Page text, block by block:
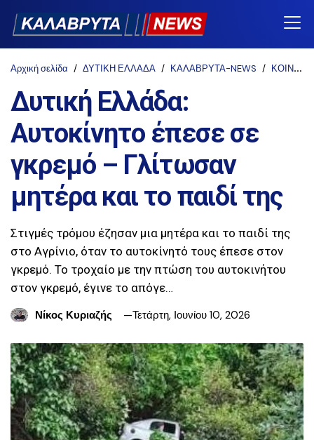
Αρχική σελίδα ΔΥΤΙΚΗ ΕΛΛΑΔΑ ΚΑΛΑΒΡΥΤΑ-NEWS ΚΟΙΝΩΝΙΑ
Δυτική Ελλάδα:
Αυτοκίνητο έπεσε σε
γκρεμό – Γλίτωσαν
μητέρα και το παιδί της
Στιγμές τρόμου έζησαν μια μητέρα και το παιδί της
στο Αγρίνιο, όταν το αυτοκίνητό τους έπεσε στον
γκρεμό. Το τροχαίο με την πτώση του αυτοκινήτου
στον γκρεμό, έγινε το απόγε…
Νίκος Κυριαζής
Τετάρτη, Ιουνίου 10, 2026